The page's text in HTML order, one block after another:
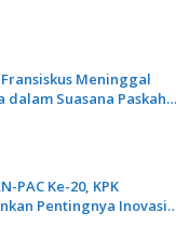
Fransiskus Meninggal
dalam Suasana Paskah
PAC Ke-20, KPK
Pentingnya Inovasi